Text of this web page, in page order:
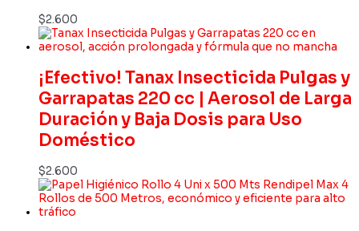
$2.600
¡Efectivo! Tanax Insecticida Pulgas y
Garrapatas 220 cc | Aerosol de Larga
Duración y Baja Dosis para Uso
Doméstico
$2.600